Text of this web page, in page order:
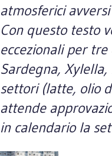
atmosferici
Con questo testo
eccezionali per
Sardegna,
settori (latte, olio
attende
in calendario la